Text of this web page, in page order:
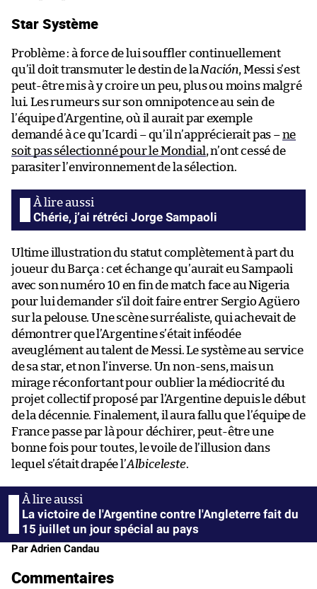
Star Système
Problème : à force de lui souffler continuellement
qu’il doit transmuter le destin de la Nación, Messi s’est
peut-être mis à y croire un peu, plus ou moins malgré
lui. Les rumeurs sur son omnipotence au sein de
l’équipe d’Argentine, où il aurait par exemple
demandé à ce qu’Icardi – qu’il n’apprécierait pas –ne
soit pas sélectionné pour le Mondial, n’ont cessé de
parasiter l’environnement de la sélection.
Chérie, j’ai rétréci Jorge Sampaoli
Ultime illustration du statut complètement à part du
joueur du Barça : cet échange qu’aurait eu Sampaoli
avec son numéro 10 en fin de match face au Nigeria
pour lui demander s’il doit faire entrer Sergio Agüero
sur la pelouse. Une scène surréaliste, qui achevait de
démontrer que l’Argentine s’était inféodée
aveuglément au talent de Messi. Le système au service
de sa star, et non l’inverse. Un non-sens, mais un
mirage réconfortant pour oublier la médiocrité du
projet collectif proposé par l’Argentine depuis le début
de la décennie. Finalement, il aura fallu que l’équipe de
France passe par là pour déchirer, peut-être une
bonne fois pour toutes, le voile de l’illusion dans
lequel s’était drapée l’Albiceleste.
La victoire de l'Argentine contre l'Angleterre fait du
15 juillet un jour spécial au pays
Par Adrien Candau
Commentaires